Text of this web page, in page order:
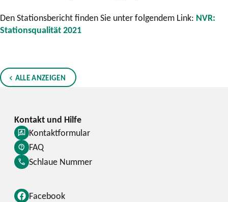
Den Stationsbericht finden Sie unter folgendem Link: NVR:
Stationsqualität 2021
ALLE ANZEIGEN
Facebook
Kontaktformular
FAQ
Schlaue Nummer